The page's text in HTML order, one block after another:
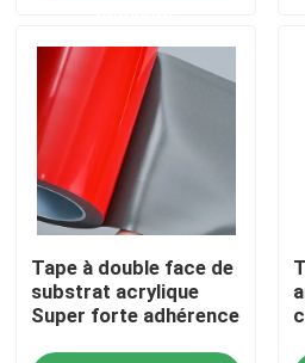
ruban adhésif de fonte chaude
Ruban adhésif de tapis
double bande dégrossie de
Ruban adhésif de libération
Blocs chauds de fonte
Tape à double face de
substrat acrylique
Super forte adhérence